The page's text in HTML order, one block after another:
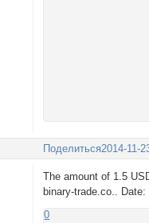
Поделиться2014-11-
The amount of 1.5
binary-trade.co.. Date:
0